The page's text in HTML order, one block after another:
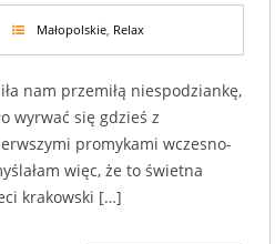
Małopolskie, Relax
nam przemiłą niespodziankę,
wyrwać się gdzieś z
promykami wczesno-
więc, że to świetna
krakowski […]